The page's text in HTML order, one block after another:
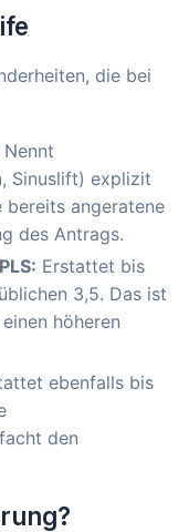
die bei
Nennt
Sinuslift) explizit
bereits angeratene
des Antrags.
Erstattet bis
3,5. Das ist
höheren
ebenfalls bis
den